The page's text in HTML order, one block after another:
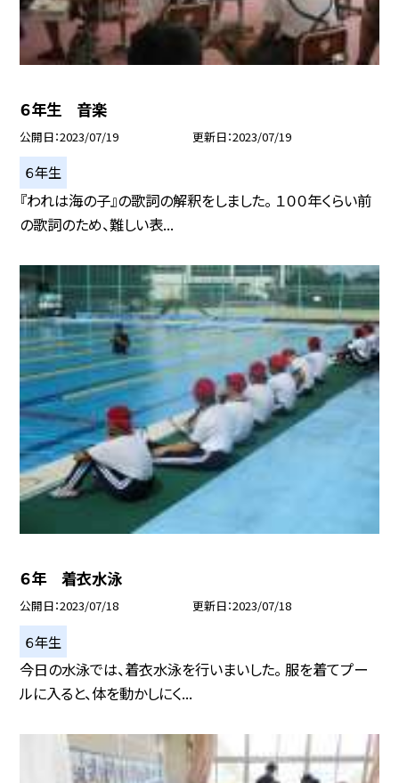
６年生 音楽
公開日 2023/07/19 更新日 2023/07/19
６年生
『われは海の子』の歌詞の解釈をしました。 １００年くらい前
の歌詞のため、難しい表...
６年 着衣水泳
公開日 2023/07/18 更新日 2023/07/18
６年生
今日の水泳では、着衣水泳を行いまいした。 服を着てプー
ルに入ると、体を動かしにく...